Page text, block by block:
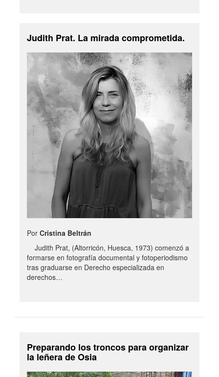
Judith Prat. La mirada comprometida.
Por Cristina Beltrán
Judith Prat, (Altorricón, Huesca, 1973) comenzó a
formarse en fotografía documental y fotoperiodismo
tras graduarse en Derecho especializada en
derechos…
Preparando los troncos para organizar
la leñera de Osia